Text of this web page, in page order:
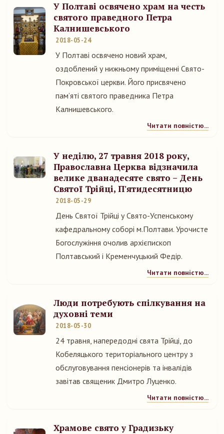
У Полтаві освячено храм на честь
святого праведного Петра
Калнишевського
2018-05-24
У Полтаві освячено новий храм,
оздоблений у нижньому приміщенні Свято-
Покровської церкви. Його присвячено
пам’яті святого праведника Петра
Калнишевського.
Читати повністю...
У неділю, 27 травня 2018 року,
Православна Церква відзначила
велике дванадесяте свято – День
Святої Трійці, П'ятидесятницю
2018-05-29
День Святої Трійці у Свято-Успенському
кафедральному соборі м.Полтави. Урочисте
Богослужіння очолив архієпископ
Полтавський і Кременчуцький Федір.
Читати повністю...
Люди потребують спілкування на
духовні теми
2018-05-30
24 травня, напередодні свята Трійці, до
Кобеляцького територіального центру з
обслуговування пенсіонерів та інвалідів
завітав священик Дмитро Луценко.
Читати повністю...
Храмове свято у Градизьку